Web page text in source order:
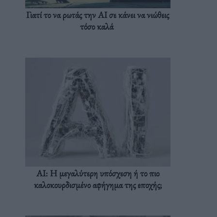
Γιατί το να ρωτάς την AI σε κάνει να νιώθεις
τόσο καλά
AI: Η μεγαλύτερη υπόσχεση ή το πιο
καλοκουρδισμένο αφήγημα της εποχής;